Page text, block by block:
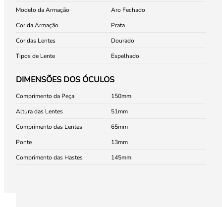
Modelo da Armação
Aro Fechado
Cor da Armação
Prata
Cor das Lentes
Dourado
Tipos de Lente
Espelhado
DIMENSÕES DOS ÓCULOS
Comprimento da Peça
150
Altura das Lentes
51
Comprimento das Lentes
65
Ponte
13
Comprimento das Hastes
145